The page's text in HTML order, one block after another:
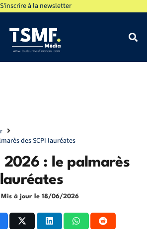
S'inscrire à la newsletter
des SCPI lauréates
2026 : le palmarès
Mis à jour le 18/06/2026